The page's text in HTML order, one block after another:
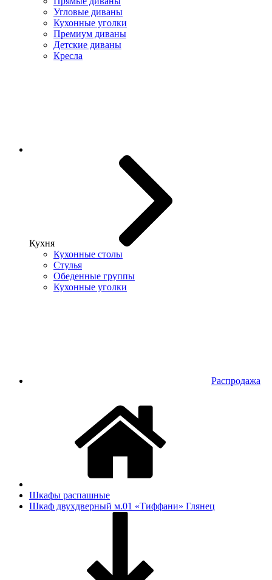
Угловые диваны
Кухонные уголки
Премиум диваны
Детские диваны
Кресла
Кухня
Кухонные столы
Стулья
Обеденные группы
Кухонные уголки
Распродажа
Шкафы распашные
Шкаф двухдверный м.01 «Тиффани» Глянец